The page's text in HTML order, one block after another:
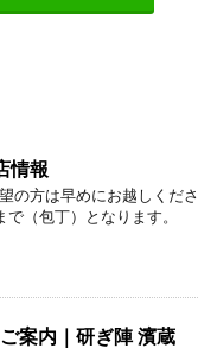
情報
の方は早めにお越しくださ
（包丁）となります。
案内｜研ぎ陣 濱蔵